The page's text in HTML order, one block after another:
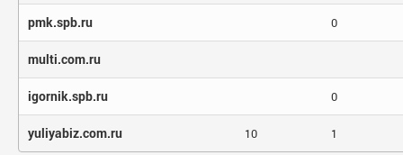
pmk.spb.ru 0
multi.com.ru
igornik.spb.ru 0
yuliyabiz.com.ru 10 1